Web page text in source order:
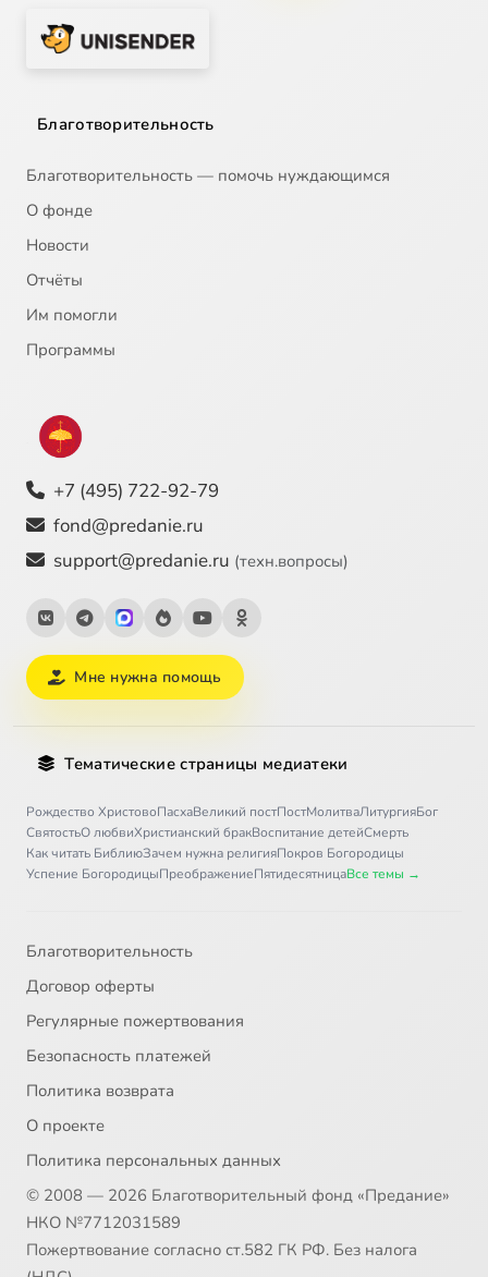
Благотворительность
Благотворительность — помочь нуждающимся
О фонде
Новости
Отчёты
Им помогли
Программы
+7 (495) 722-92-79
fond@predanie.ru
support@predanie.ru (техн.вопросы)
Мне нужна помощь
Тематические страницы медиатеки
Рождество ХристовоПасхаВеликий постПостМолитваЛитургияБог
СвятостьО любвиХристианский бракВоспитание детейСмерть
Как читать БиблиюЗачем нужна религияПокров Богородицы
Успение БогородицыПреображениеПятидесятницаВсе темы →
Благотворительность
Договор оферты
Регулярные пожертвования
Безопасность платежей
Политика возврата
О проекте
Политика персональных данных
© 2008 — 2026 Благотворительный фонд «Предание»
НКО №7712031589
Пожертвование согласно ст.582 ГК РФ. Без налога